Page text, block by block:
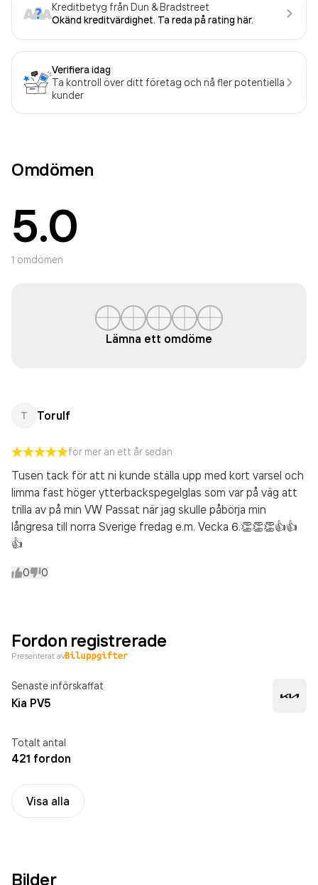
Kreditbetyg från Dun & Bradstreet
Okänd kreditvärdighet. Ta reda på rating här.
Verifiera idag
Ta kontroll över ditt företag och nå fler potentiella
kunder
Omdömen
5.0
1 omdömen
Lämna ett omdöme
T Torulf
för mer än ett år sedan
Tusen tack för att ni kunde ställa upp med kort varsel och
limma fast höger ytterbackspegelglas som var på väg att
trilla av på min VW Passat när jag skulle påbörja min
långresa till norra Sverige fredag e.m. Vecka 6.👏👏👏👍👍
👍
0 0
Fordon registrerade
Presenterat av
Senaste införskaffat
Kia PV5
Totalt antal
421 fordon
Visa alla
Bilder